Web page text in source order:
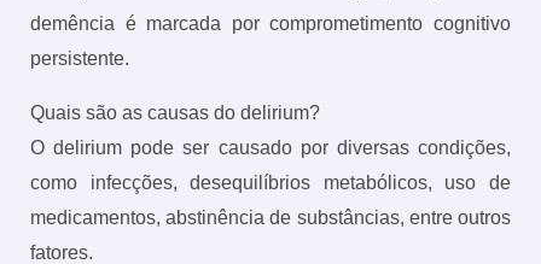
demência é marcada por comprometimento cognitivo
persistente.
Quais são as causas do delirium?
O delirium pode ser causado por diversas condições,
como infecções, desequilíbrios metabólicos, uso de
medicamentos, abstinência de substâncias, entre outros
fatores.